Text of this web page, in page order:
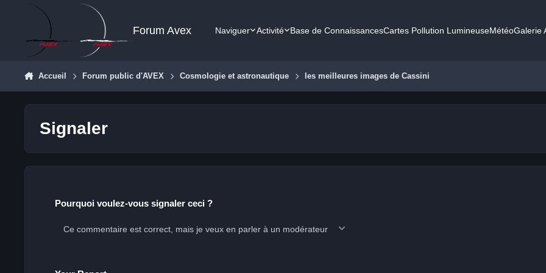
Aller au contenu
Forum Avex Naviguer Activité Base de ConnaissancesCartes Pollution LumineuseMétéoGalerie
Accueil Forum public d'AVEX Cosmologie et astronautique les meilleures images de Cassini
Signaler
Pourquoi voulez-vous signaler ceci ?